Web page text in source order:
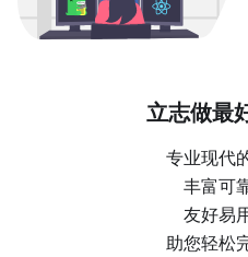
立志做最
专业现代
丰富可
友好易
助您轻松